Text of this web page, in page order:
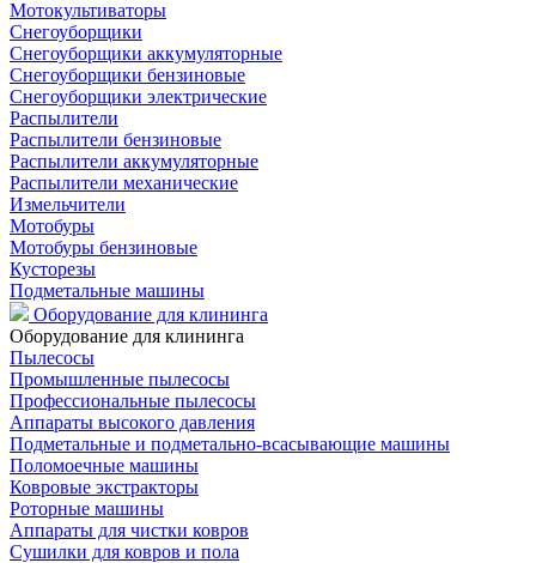
Мотокультиваторы
Снегоуборщики
Снегоуборщики аккумуляторные
Снегоуборщики бензиновые
Снегоуборщики электрические
Распылители
Распылители бензиновые
Распылители аккумуляторные
Распылители механические
Измельчители
Мотобуры
Мотобуры бензиновые
Кусторезы
Подметальные машины
Оборудование для клининга
Оборудование для клининга
Пылесосы
Промышленные пылесосы
Профессиональные пылесосы
Аппараты высокого давления
Подметальные и подметально-всасывающие машины
Поломоечные машины
Ковровые экстракторы
Роторные машины
Аппараты для чистки ковров
Сушилки для ковров и пола